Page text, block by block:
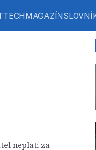
TECHMAGAZÍN
neplatí za